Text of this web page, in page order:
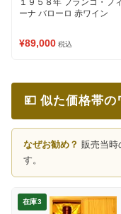
１９５８年 フランコ・フ
ーナ バローロ 赤ワイン
¥89,000 税込
💴 似た価格帯の
なぜお勧め？ 販売当時
す。
在庫3